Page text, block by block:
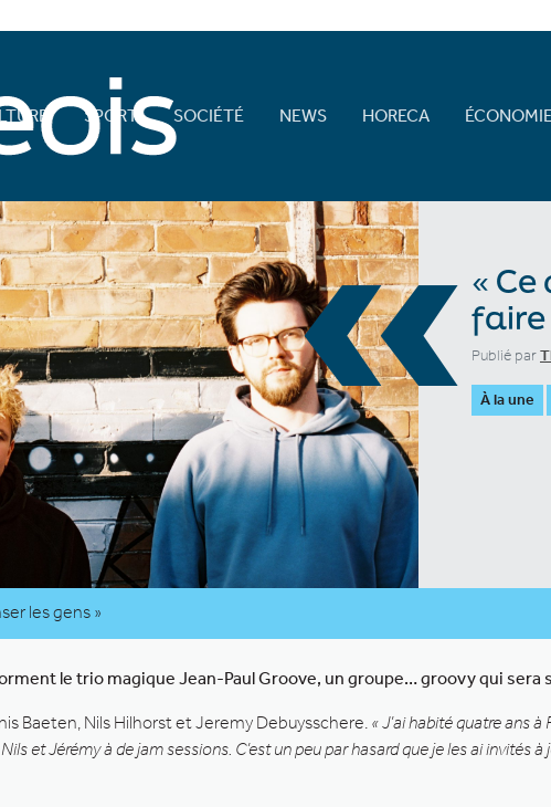
SPORT SOCIÉTÉ NEWS HORECA ÉCONOMIE
««
faire
Publié par
À la une
les gens »
le trio magique Jean-Paul Groove, un groupe… groovy qui sera
Baeten, Nils Hilhorst et Jeremy Debuysschere. « J’ai habité quatre ans
et Jérémy à de jam sessions. C’est un peu par hasard que je les ai invités